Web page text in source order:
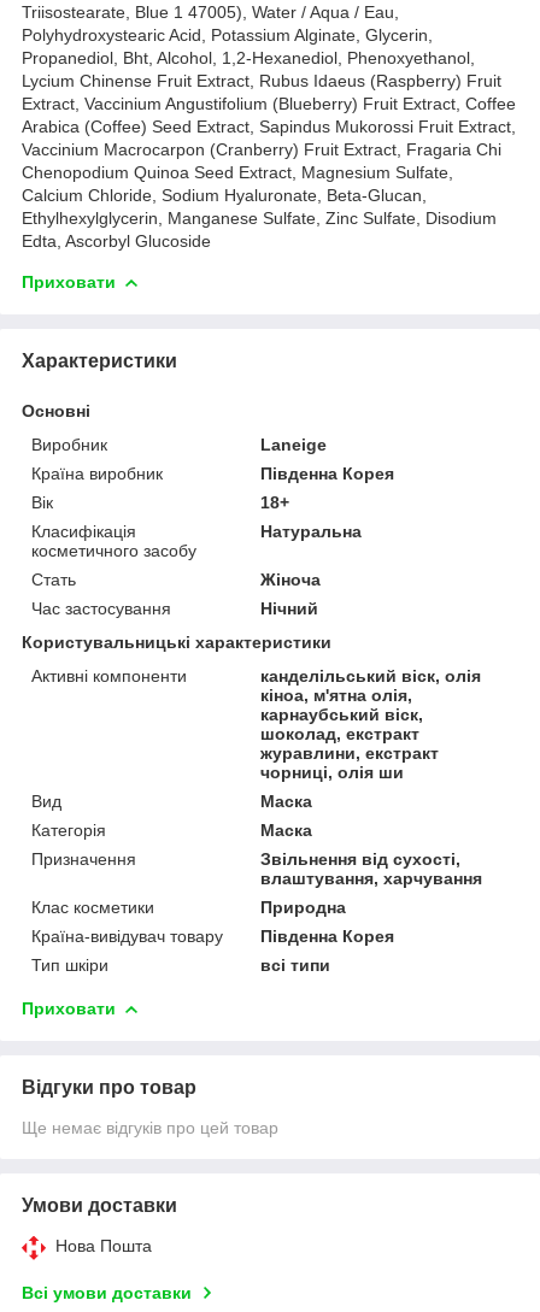
Triisostearate, Blue 1 47005), Water / Aqua / Eau,
Polyhydroxystearic Acid, Potassium Alginate, Glycerin,
Propanediol, Bht, Alcohol, 1,2-Hexanediol, Phenoxyethanol,
Lycium Chinense Fruit Extract, Rubus Idaeus (Raspberry) Fruit
Extract, Vaccinium Angustifolium (Blueberry) Fruit Extract, Coffee
Arabica (Coffee) Seed Extract, Sapindus Mukorossi Fruit Extract,
Vaccinium Macrocarpon (Cranberry) Fruit Extract, Fragaria Chi
Chenopodium Quinoa Seed Extract, Magnesium Sulfate,
Calcium Chloride, Sodium Hyaluronate, Beta-Glucan,
Ethylhexylglycerin, Manganese Sulfate, Zinc Sulfate, Disodium
Edta, Ascorbyl Glucoside
Приховати
Характеристики
Основні
Виробник
Laneige
Країна виробник
Південна Корея
Вік
18+
Класифікація
косметичного засобу
Натуральна
Стать
Жіноча
Час застосування
Нічний
Користувальницькі характеристики
Активні компоненти
канделільський віск, олія
кіноа, м'ятна олія,
карнаубський віск,
шоколад, екстракт
журавлини, екстракт
чорниці, олія ши
Вид
Маска
Категорія
Маска
Призначення
Звільнення від сухості,
влаштування, харчування
Клас косметики
Природна
Країна-вивідувач товару
Південна Корея
Тип шкіри
всі типи
Приховати
Відгуки про товар
Ще немає відгуків про цей товар
Умови доставки
Нова Пошта
Всі умови доставки